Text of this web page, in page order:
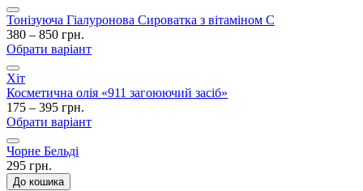
Тонізуюча Гіалуронова Сироватка з вітаміном С
380 – 850 грн.
Обрати варіант
Хіт
Косметична олія «911 загоюючий засіб»
175 – 395 грн.
Обрати варіант
Чорне Бельді
295 грн.
До кошика